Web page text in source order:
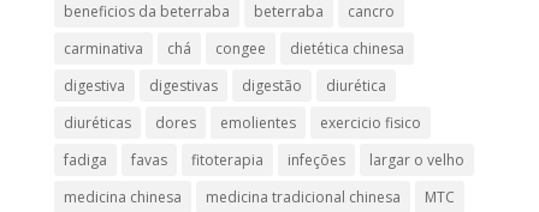
beneficios da beterraba
beterraba
cancro
carminativa
chá congee
dietética chinesa
digestiva
digestivas digestão
diurética
diuréticas​
dores emolientes
exercicio fisico
fadiga
favas fitoterapia infeções
largar o velho
medicina chinesa
medicina tradicional chinesa MTC